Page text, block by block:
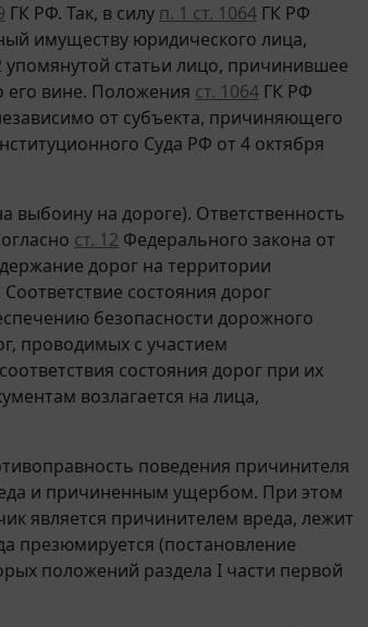
ГК РФ. Так, в силу п. 1 ст. 1064 ГК РФ
имуществу юридического лица,
статьи лицо, причинившее
его вине. Положения ст. 1064 ГК РФ
от субъекта, причиняющего
Суда РФ от 4 октября
выбоину на дороге). Ответственность
ст. 12 Федерального закона от
дорог на территории
состояния дорог
безопасности дорожного
проводимых с участием
состояния дорог при их
возлагается на лица,
поведения причинителя
и причиненным ущербом. При этом
является причинителем вреда, лежит
презюмируется (постановление
положений раздела I части первой